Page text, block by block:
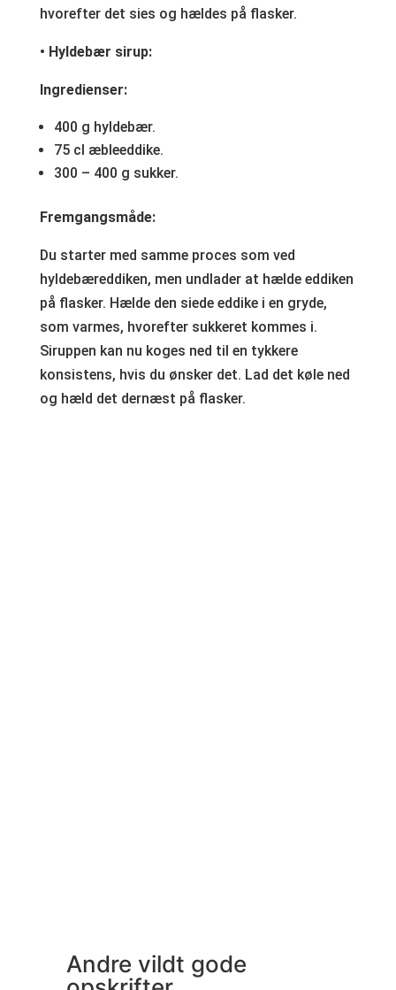
hvorefter det sies og hældes på flasker.
• Hyldebær sirup:
Ingredienser:
400 g hyldebær.
75 cl æbleeddike.
300 – 400 g sukker.
Fremgangsmåde:
Du starter med samme proces som ved
hyldebæreddiken, men undlader at hælde eddiken
på flasker. Hælde den siede eddike i en gryde,
som varmes, hvorefter sukkeret kommes i.
Siruppen kan nu koges ned til en tykkere
konsistens, hvis du ønsker det. Lad det køle ned
og hæld det dernæst på flasker.
Andre vildt gode